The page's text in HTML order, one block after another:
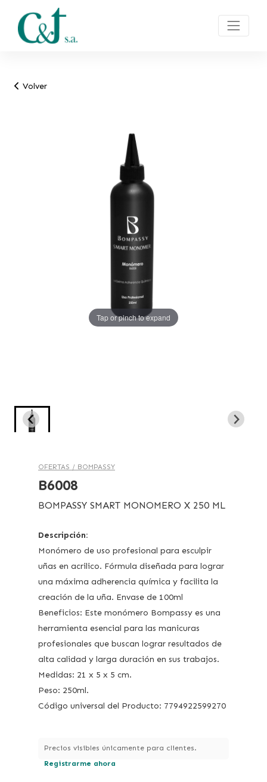
Volver
Tap or pinch to expand
OFERTAS / BOMPASSY
B6008
BOMPASSY SMART MONOMERO X 250 ML
Descripción:
Monómero de uso profesional para esculpir
uñas en acrilico. Fórmula diseñada para lograr
una máxima adherencia química y facilita la
creación de la uña. Envase de 100ml
Beneficios: Este monómero Bompassy es una
herramienta esencial para las manicuras
profesionales que buscan lograr resultados de
alta calidad y larga duración en sus trabajos.
Medidas: 21 x 5 x 5 cm.
Peso: 250ml.
Código universal del Producto: 7794922599270
Precios visibles únicamente para clientes.
Registrarme ahora